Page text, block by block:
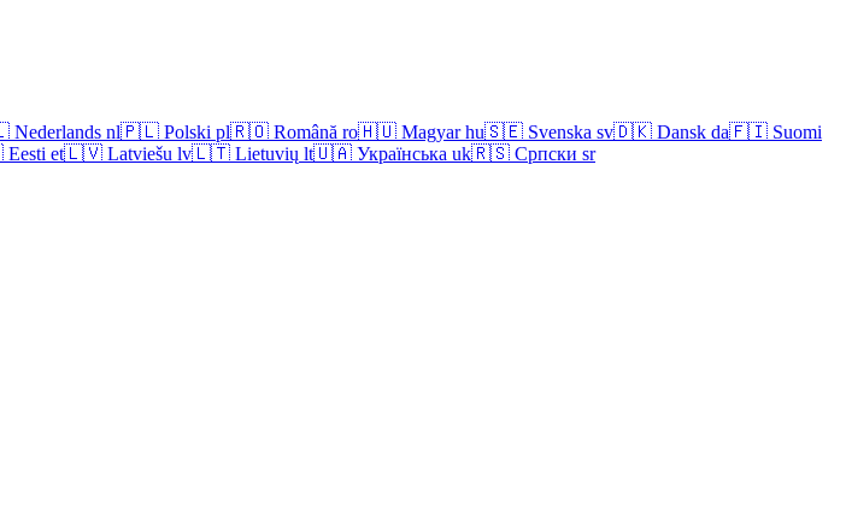
Nederlands nl🇵🇱 Polski pl🇷🇴 Română ro🇭🇺 Magyar hu🇸🇪 Svenska sv🇩🇰 Dansk da🇫🇮 Suomi
Eesti et🇱🇻 Latviešu lv🇱🇹 Lietuvių lt🇺🇦 Українська uk🇷🇸 Српски sr